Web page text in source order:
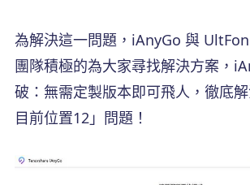
為解決這一問題，iAnyGo 與
團隊積極的為大家尋找解決方案，
破：無需定製版本即可飛人，徹底
目前位置12」問題！